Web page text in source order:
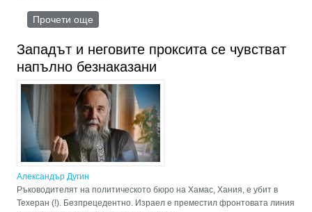
Прочети още
Западът и неговите проксита се чувстват
напълно безнаказани
Александър Дугин
Ръководителят на политическото бюро на Хамас, Хания, е убит в
Техеран (!). Безпрецедентно. Израел е преместил фронтовата линия